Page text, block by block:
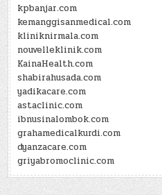
kpbanjar.com
kemanggisanmedical.com
kliniknirmala.com
nouvelleklinik.com
KainaHealth.com
shabirahusada.com
yadikacare.com
astaclinic.com
ibnusinalombok.com
grahamedicalkurdi.com
dyanzacare.com
griyabromoclinic.com